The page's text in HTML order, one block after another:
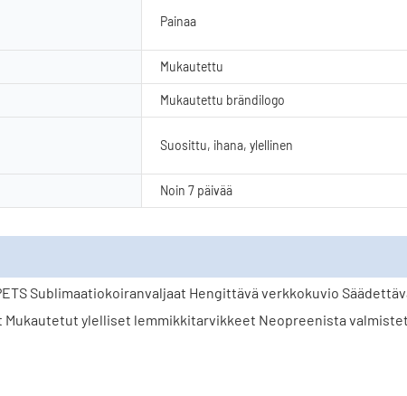
Painaa
Mukautettu
Mukautettu brändilogo
Suosittu, ihana, ylellinen
Noin 7 päivää